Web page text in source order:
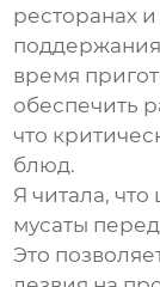
ресторанах
время
обеспечить
что
блюд.
Я читала,
мусаты
Это